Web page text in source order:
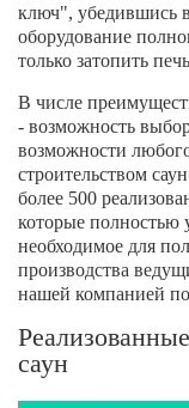
ключ", убедившись
оборудование
только затопить
В числе
- возможность
возможности
строительством
более 500
которые полностью
необходимое для
производства
нашей компанией
саун